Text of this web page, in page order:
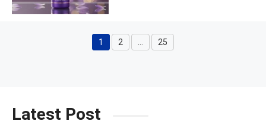
Halaman
1 Halaman
2 Halaman
25
Latest Post